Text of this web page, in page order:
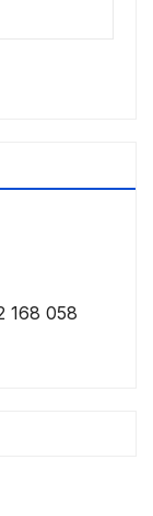
168 058